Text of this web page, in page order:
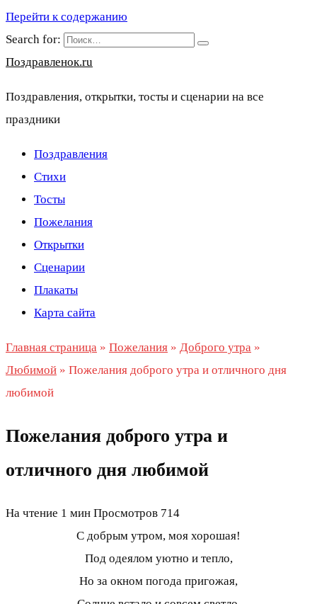
Перейти к содержанию
Search for:
Поздравленок.ru
Поздравления, открытки, тосты и сценарии на все
праздники
Поздравления
Стихи
Тосты
Пожелания
Открытки
Сценарии
Плакаты
Карта сайта
Главная страница » Пожелания » Доброго утра »
Любимой » Пожелания доброго утра и отличного дня
любимой
Пожелания доброго утра и
отличного дня любимой
На чтение 1 мин Просмотров 714
С добрым утром, моя хорошая!
Под одеялом уютно и тепло,
Но за окном погода пригожая,